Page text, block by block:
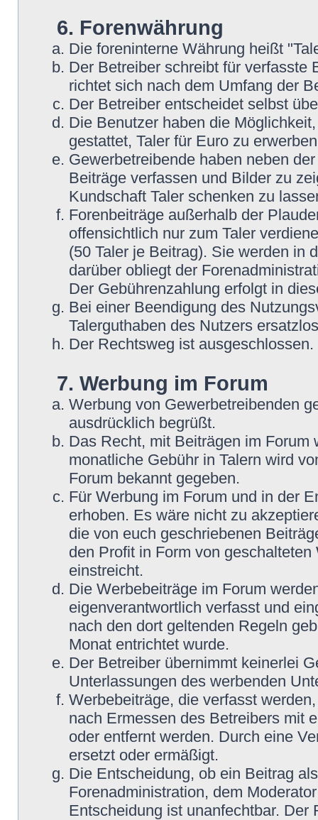
6. Forenwährung
Die foreninterne Währung heißt
Der Betreiber schreibt für verfasste
richtet sich nach dem Umfang der
Der Betreiber entscheidet selbst
Die Benutzer haben die
gestattet, Taler für Euro zu
Gewerbetreibende haben neben
Beiträge verfassen und Bilder zu
Kundschaft Taler schenken zu
Forenbeiträge außerhalb der
offensichtlich nur zum Taler
(50 Taler je Beitrag). Sie werden in
darüber obliegt der
Der Gebührenzahlung erfolgt in
Bei einer Beendigung des
Talerguthaben des Nutzers
Der Rechtsweg ist ausgeschlossen.
7. Werbung im Forum
Werbung von Gewerbetreibenden
ausdrücklich begrüßt.
Das Recht, mit Beiträgen im
monatliche Gebühr in Talern wird
Forum bekannt gegeben.
Für Werbung im Forum und in der
erhoben. Es wäre nicht zu
die von euch geschriebenen
den Profit in Form von
einstreicht.
Die Werbebeiträge im Forum
eigenverantwortlich verfasst und
nach den dort geltenden Regeln
Monat entrichtet wurde.
Der Betreiber übernimmt keinerlei
Unterlassungen des werbenden
Werbebeiträge, die verfasst
nach Ermessen des Betreibers mit
oder entfernt werden. Durch eine
ersetzt oder ermäßigt.
Die Entscheidung, ob ein Beitrag
Forenadministration, dem
Entscheidung ist unanfechtbar.